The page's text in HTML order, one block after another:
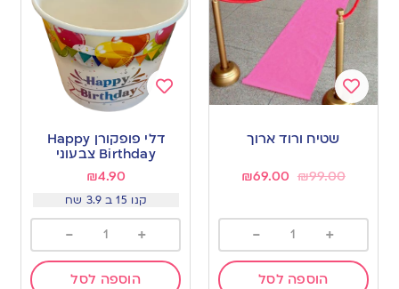
שטיח ורוד ארוך
₪99.00
₪69.00
+
-
הוספה לסל
wishlist
דלי פופקורן Happy
Birthday צבעוני
₪4.90
קנו 15 ב 3.9 שח
+
-
הוספה לסל